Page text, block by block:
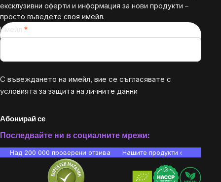
ексклузивни оферти и информация за нови продукти –
просто въведете своя имейл.
Имейл
С въвеждането на имейл, вие се съгласявате с
условията за защита на личните данни
Абонирай се
Последвайте ни в социалните мрежи:
Над 200 000 проверени отзива Нашите продукти са